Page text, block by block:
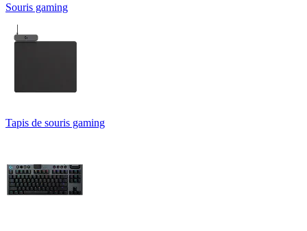
Souris gaming
Tapis de souris gaming